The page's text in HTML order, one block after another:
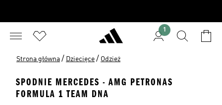
1
Strona główna / Dziecięce / Odzież
SPODNIE MERCEDES - AMG PETRONAS
FORMULA 1 TEAM DNA